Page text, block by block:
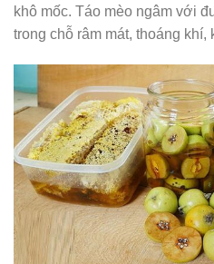
khô mốc. Táo mèo ngâm với
trong chỗ râm mát, thoáng khí,